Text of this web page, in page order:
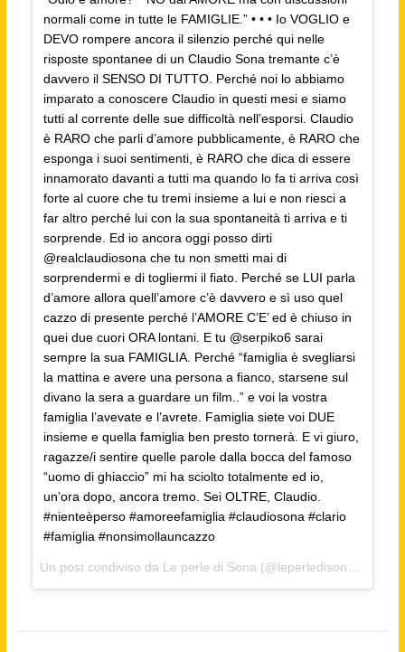
normali come in tutte le FAMIGLIE.” • • • Io VOGLIO e
DEVO rompere ancora il silenzio perché qui nelle
risposte spontanee di un Claudio Sona tremante c’è
davvero il SENSO DI TUTTO. Perché noi lo abbiamo
imparato a conoscere Claudio in questi mesi e siamo
tutti al corrente delle sue difficoltà nell’esporsi. Claudio
è RARO che parli d’amore pubblicamente, è RARO che
esponga i suoi sentimenti, è RARO che dica di essere
innamorato davanti a tutti ma quando lo fa ti arriva così
forte al cuore che tu tremi insieme a lui e non riesci a
far altro perché lui con la sua spontaneità ti arriva e ti
sorprende. Ed io ancora oggi posso dirti
@realclaudiosona che tu non smetti mai di
sorprendermi e di togliermi il fiato. Perché se LUI parla
d’amore allora quell’amore c’è davvero e sì uso quel
cazzo di presente perché l’AMORE C’E’ ed è chiuso in
quei due cuori ORA lontani. E tu @serpiko6 sarai
sempre la sua FAMIGLIA. Perché “famiglia è svegliarsi
la mattina e avere una persona a fianco, starsene sul
divano la sera a guardare un film..” e voi la vostra
famiglia l’avevate e l’avrete. Famiglia siete voi DUE
insieme e quella famiglia ben presto tornerà. E vi giuro,
ragazze/i sentire quelle parole dalla bocca del famoso
“uomo di ghiaccio” mi ha sciolto totalmente ed io,
un’ora dopo, ancora tremo. Sei OLTRE, Claudio.
#nienteèperso #amoreefamiglia #claudiosona #clario
#famiglia #nonsimollauncazzo
Un post condiviso da Le perle di Sona (@leperledisona) in data: